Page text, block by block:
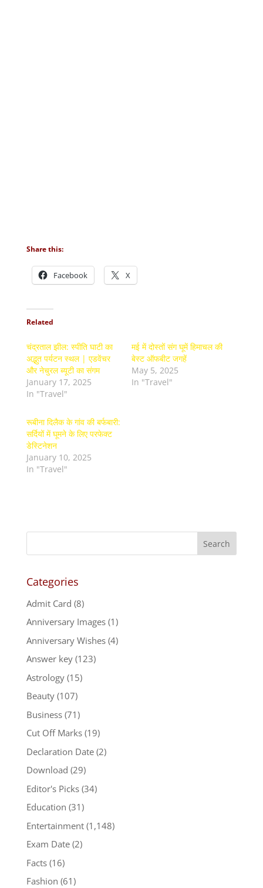
Share this:
Facebook X
Related
चंद्रताल झील: स्पीति घाटी का
अद्भुत पर्यटन स्थल | एडवेंचर
और नेचुरल ब्यूटी का संगम
January 17, 2025
In "Travel"
मई में दोस्तों संग घूमें हिमाचल की
बेस्ट ऑफबीट जगहें
May 5, 2025
In "Travel"
रूबीना दिलैक के गांव की बर्फबारी:
सर्दियों में घूमने के लिए परफेक्ट
डेस्टिनेशन
January 10, 2025
In "Travel"
Categories
Admit Card (8)
Anniversary Images(1)
Anniversary Wishes(4)
Answer key(123)
Astrology(15)
Beauty(107)
Business(71)
Cut Off Marks(19)
Declaration Date(2)
Download (29)
Editor's Picks(34)
Education (31)
Entertainment(1,148)
Exam Date(2)
Facts(16)
Fashion (61)